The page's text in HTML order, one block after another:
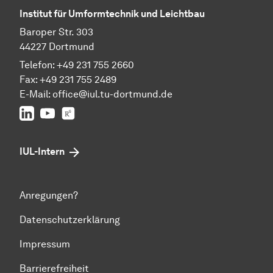
Institut für Umformtechnik und Leichtbau
Baroper Str. 303
44227 Dortmund
Telefon: +49 231 755 2660
Fax: +49 231 755 2489
E-Mail: office@iul.tu-dortmund.de
LinkedIn
Youtube
IUL-Intern
Anregungen?
Datenschutzerklärung
Impressum
Barrierefreiheit